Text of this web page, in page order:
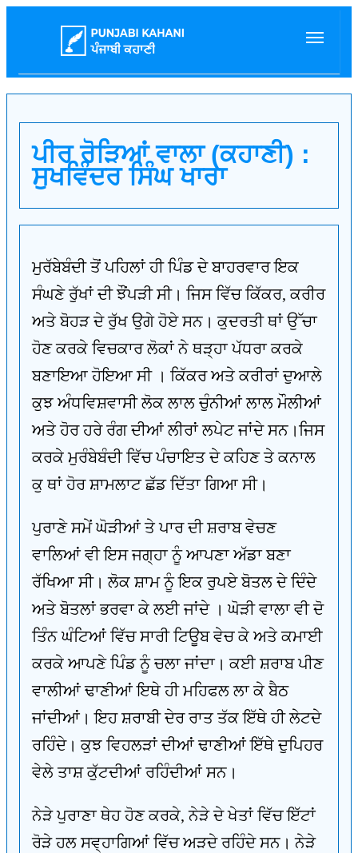
ਪੀਰ ਰੋੜਿਆਂ ਵਾਲਾ (ਕਹਾਣੀ) :
ਸੁਖਵਿੰਦਰ ਸਿੰਘ ਖਾਰਾ
ਮੁਰੱਬੇਬੰਦੀ ਤੋਂ ਪਹਿਲਾਂ ਹੀ ਪਿੰਡ ਦੇ ਬਾਹਰਵਾਰ ਇਕ
ਸੰਘਣੇ ਰੁੱਖਾਂ ਦੀ ਝੌਂਪੜੀ ਸੀ। ਜਿਸ ਵਿੱਚ ਕਿੱਕਰ, ਕਰੀਰ
ਅਤੇ ਬੋਹੜ ਦੇ ਰੁੱਖ ਉਗੇ ਹੋਏ ਸਨ। ਕੁਦਰਤੀ ਥਾਂ ਉੱਚਾ
ਹੋਣ ਕਰਕੇ ਵਿਚਕਾਰ ਲੋਕਾਂ ਨੇ ਥੜ੍ਹਾ ਪੱਧਰਾ ਕਰਕੇ
ਬਣਾਇਆ ਹੋਇਆ ਸੀ । ਕਿੱਕਰ ਅਤੇ ਕਰੀਰਾਂ ਦੁਆਲੇ
ਕੁਝ ਅੰਧਵਿਸ਼ਵਾਸੀ ਲੋਕ ਲਾਲ ਚੁੰਨੀਆਂ ਲਾਲ ਮੌਲੀਆਂ
ਅਤੇ ਹੋਰ ਹਰੇ ਰੰਗ ਦੀਆਂ ਲੀਰਾਂ ਲਪੇਟ ਜਾਂਦੇ ਸਨ।ਜਿਸ
ਕਰਕੇ ਮੁਰੰਬੇਬੰਦੀ ਵਿੱਚ ਪੰਚਾਇਤ ਦੇ ਕਹਿਣ ਤੇ ਕਨਾਲ
ਕੁ ਥਾਂ ਹੋਰ ਸ਼ਾਮਲਾਟ ਛੱਡ ਦਿੱਤਾ ਗਿਆ ਸੀ।
ਪੁਰਾਣੇ ਸਮੇਂ ਘੋੜੀਆਂ ਤੇ ਪਾਰ ਦੀ ਸ਼ਰਾਬ ਵੇਚਣ
ਵਾਲਿਆਂ ਵੀ ਇਸ ਜਗ੍ਹਾ ਨੂੰ ਆਪਣਾ ਅੱਡਾ ਬਣਾ
ਰੱਖਿਆ ਸੀ। ਲੋਕ ਸ਼ਾਮ ਨੂੰ ਇਕ ਰੁਪਏ ਬੋਤਲ ਦੇ ਦਿੰਦੇ
ਅਤੇ ਬੋਤਲਾਂ ਭਰਵਾ ਕੇ ਲਈ ਜਾਂਦੇ । ਘੋੜੀ ਵਾਲਾ ਵੀ ਦੋ
ਤਿੰਨ ਘੰਟਿਆਂ ਵਿੱਚ ਸਾਰੀ ਟਿਊਬ ਵੇਚ ਕੇ ਅਤੇ ਕਮਾਈ
ਕਰਕੇ ਆਪਣੇ ਪਿੰਡ ਨੂੰ ਚਲਾ ਜਾਂਦਾ। ਕਈ ਸ਼ਰਾਬ ਪੀਣ
ਵਾਲੀਆਂ ਢਾਣੀਆਂ ਇਥੇ ਹੀ ਮਹਿਫਲ ਲਾ ਕੇ ਬੈਠ
ਜਾਂਦੀਆਂ। ਇਹ ਸ਼ਰਾਬੀ ਦੇਰ ਰਾਤ ਤੱਕ ਇੱਥੇ ਹੀ ਲੇਟਦੇ
ਰਹਿੰਦੇ। ਕੁਝ ਵਿਹਲੜਾਂ ਦੀਆਂ ਢਾਣੀਆਂ ਇੱਥੇ ਦੁਪਿਹਰ
ਵੇਲੇ ਤਾਸ਼ ਕੁੱਟਦੀਆਂ ਰਹਿੰਦੀਆਂ ਸਨ।
ਨੇੜੇ ਪੁਰਾਣਾ ਥੇਹ ਹੋਣ ਕਰਕੇ, ਨੇੜੇ ਦੇ ਖੇਤਾਂ ਵਿੱਚ ਇੱਟਾਂ
ਰੋੜੇ ਹਲ ਸਵ੍ਹਾਗਿਆਂ ਵਿੱਚ ਅੜਦੇ ਰਹਿੰਦੇ ਸਨ। ਨੇੜੇ